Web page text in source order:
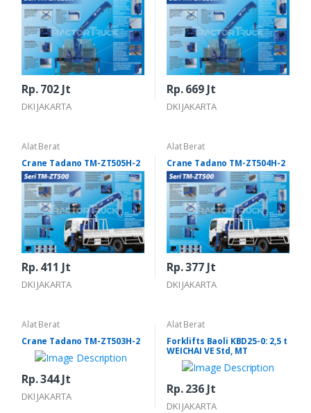
Rp. 702 Jt
DKI JAKARTA
Rp. 669 Jt
DKI JAKARTA
Alat Berat
Crane Tadano TM-ZT505H-2
Rp. 411 Jt
DKI JAKARTA
Alat Berat
Crane Tadano TM-ZT504H-2
Rp. 377 Jt
DKI JAKARTA
Alat Berat
Crane Tadano TM-ZT503H-2
Rp. 344 Jt
DKI JAKARTA
Alat Berat
Forklifts Baoli KBD25-0: 2,5 t
WEICHAI VE Std, MT
Rp. 236 Jt
DKI JAKARTA